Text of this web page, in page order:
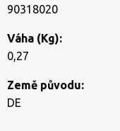
90318020
Váha (Kg):
0,27
Země původu:
DE